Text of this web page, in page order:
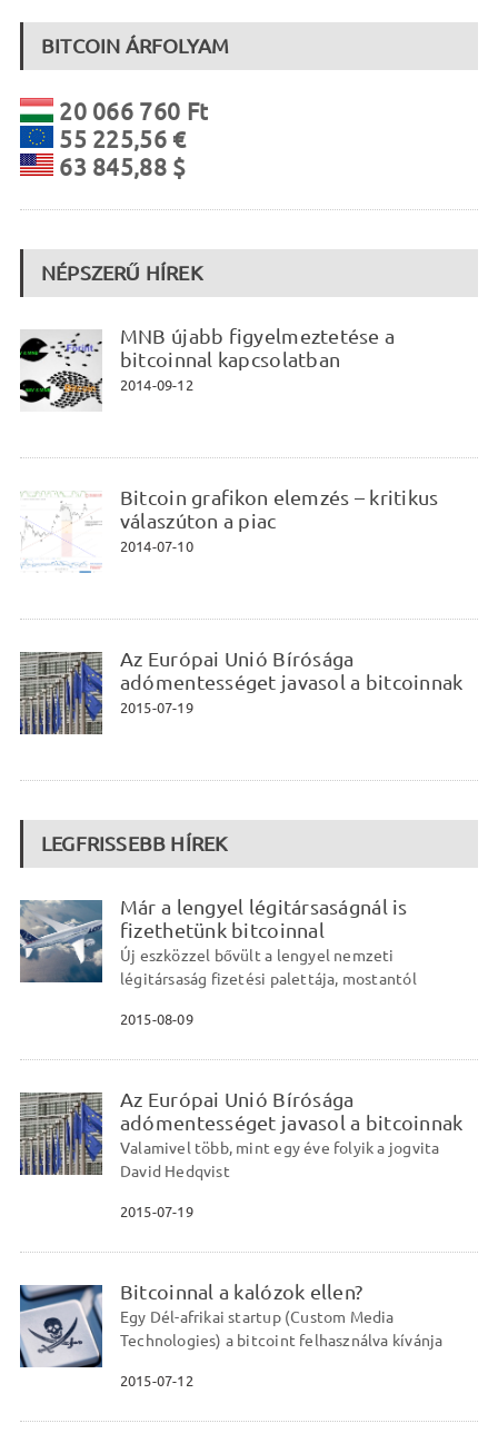
BITCOIN ÁRFOLYAM
20 066 760 Ft
55 225,56 €
63 845,88 $
NÉPSZERŰ HÍREK
MNB újabb figyelmeztetése a
bitcoinnal kapcsolatban
2014-09-12
Bitcoin grafikon elemzés – kritikus
válaszúton a piac
2014-07-10
Az Európai Unió Bírósága
adómentességet javasol a bitcoinnak
2015-07-19
LEGFRISSEBB HÍREK
Már a lengyel légitársaságnál is
fizethetünk bitcoinnal
Új eszközzel bővült a lengyel nemzeti
légitársaság fizetési palettája, mostantól
2015-08-09
Az Európai Unió Bírósága
adómentességet javasol a bitcoinnak
Valamivel több, mint egy éve folyik a jogvita
David Hedqvist
2015-07-19
Bitcoinnal a kalózok ellen?
Egy Dél-afrikai startup (Custom Media
Technologies) a bitcoint felhasználva kívánja
2015-07-12